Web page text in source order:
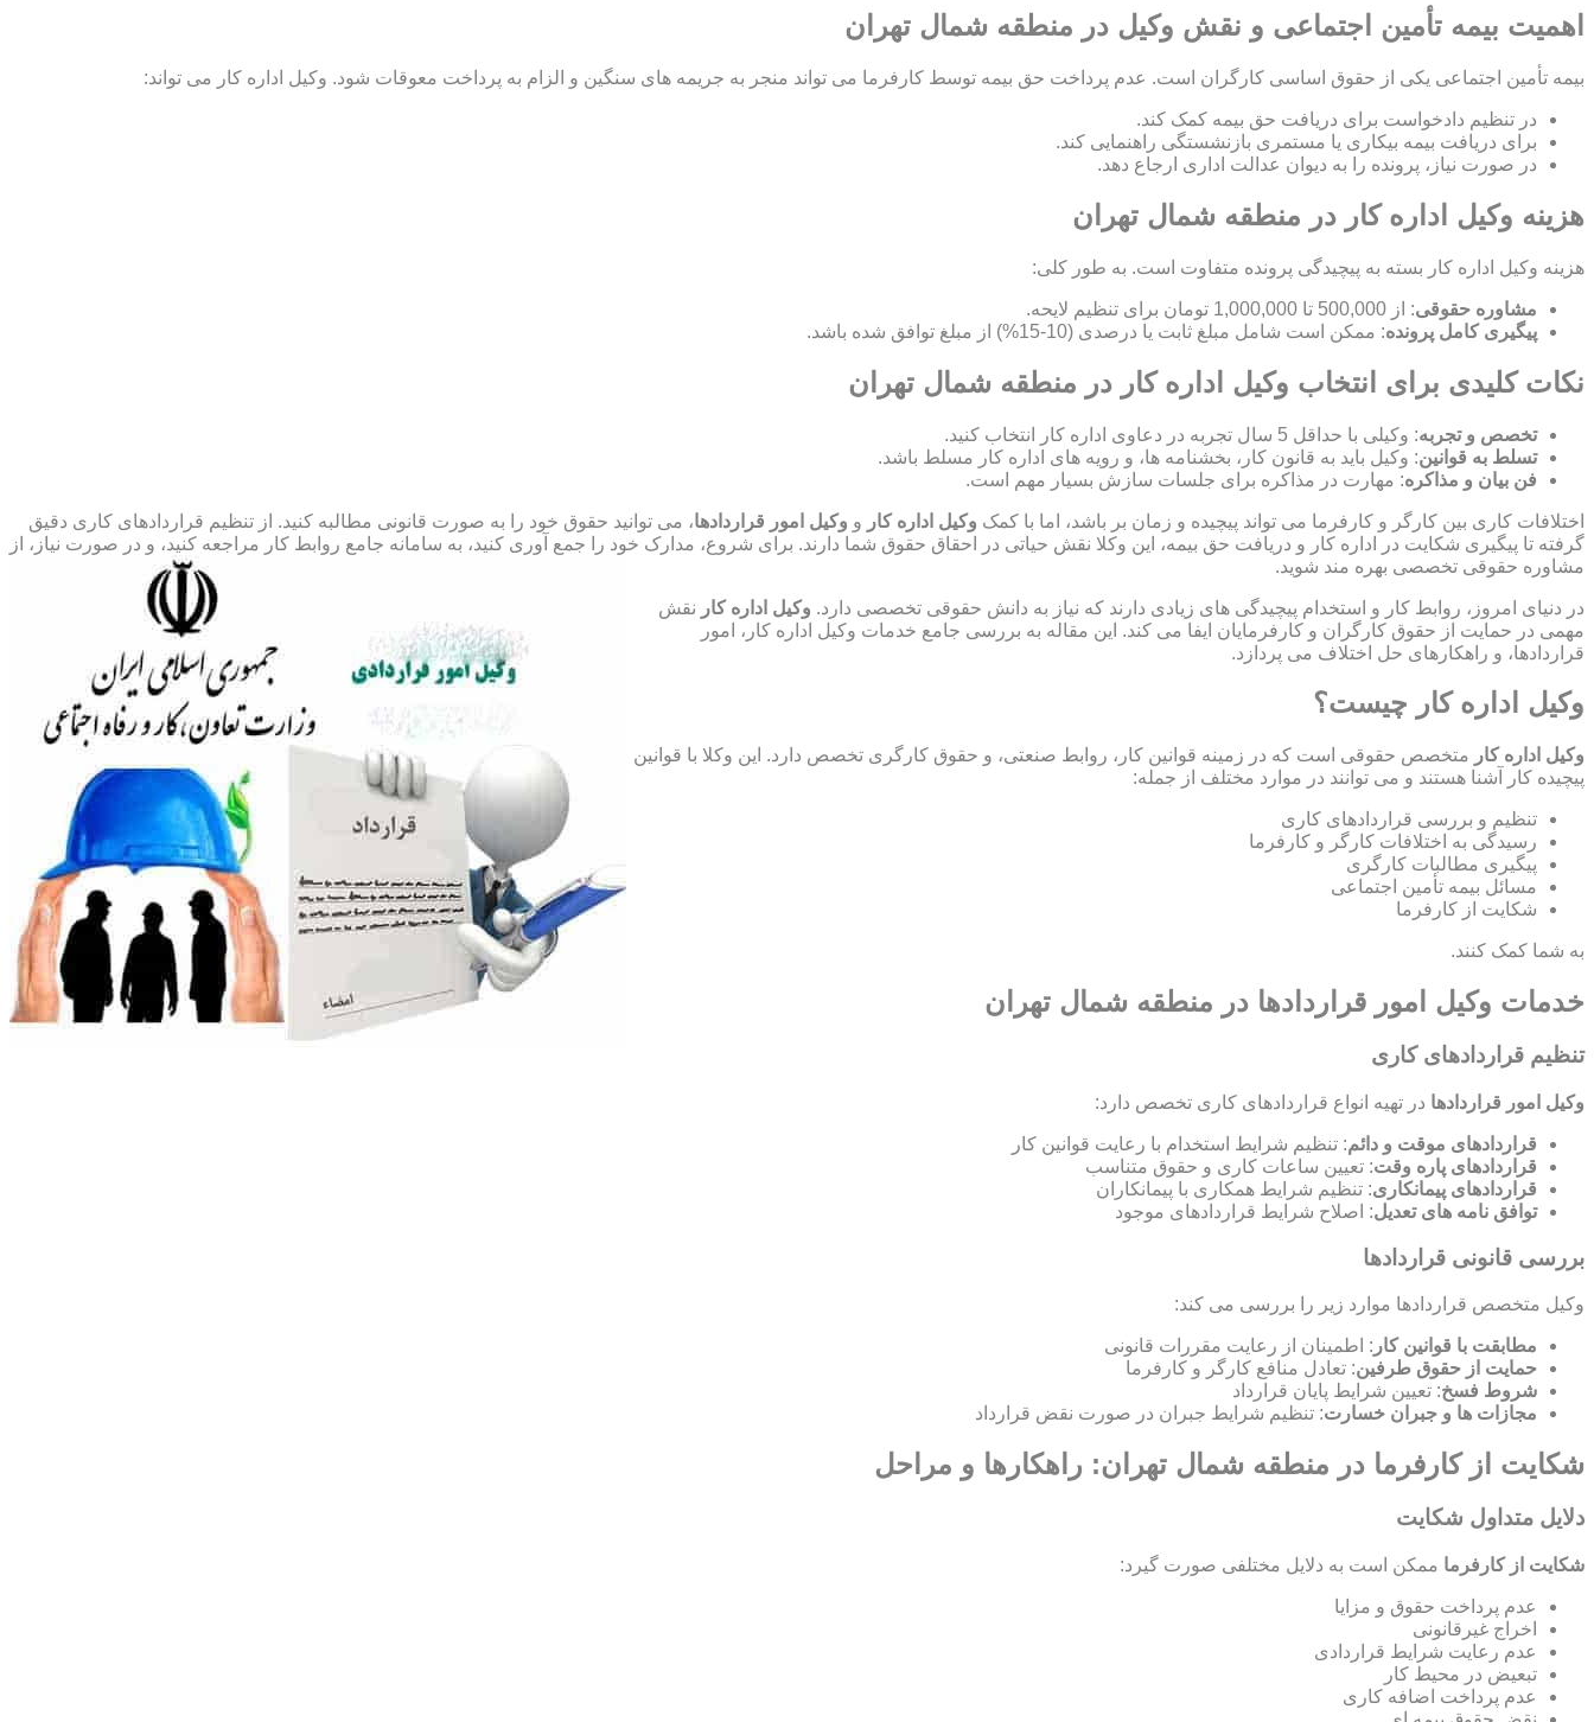
اهمیت بیمه تأمین اجتماعی و نقش وکیل در منطقه شمال تهران
بیمه تأمین اجتماعی یکی از حقوق اساسی کارگران است. عدم پرداخت حق بیمه توسط کارفرما می تواند منجر به جریمه های سنگین و الزام به پرداخت معوقات شود. وکیل اداره کار می تواند:
در تنظیم دادخواست برای دریافت حق بیمه کمک کند.
برای دریافت بیمه بیکاری یا مستمری بازنشستگی راهنمایی کند.
در صورت نیاز، پرونده را به دیوان عدالت اداری ارجاع دهد.
هزینه وکیل اداره کار در منطقه شمال تهران
هزینه وکیل اداره کار بسته به پیچیدگی پرونده متفاوت است. به طور کلی:
مشاوره حقوقی: از 500,000 تا 1,000,000 تومان برای تنظیم لایحه.
پیگیری کامل پرونده: ممکن است شامل مبلغ ثابت یا درصدی (10-15%) از مبلغ توافق شده باشد.
نکات کلیدی برای انتخاب وکیل اداره کار در منطقه شمال تهران
تخصص و تجربه: وکیلی با حداقل 5 سال تجربه در دعاوی اداره کار انتخاب کنید.
تسلط به قوانین: وکیل باید به قانون کار، بخشنامه ها، و رویه های اداره کار مسلط باشد.
فن بیان و مذاکره: مهارت در مذاکره برای جلسات سازش بسیار مهم است.
اختلافات کاری بین کارگر و کارفرما می تواند پیچیده و زمان بر باشد، اما با کمک وکیل اداره کار و وکیل امور قراردادها، می توانید حقوق خود را به صورت قانونی مطالبه کنید. از تنظیم قراردادهای کاری دقیق
گرفته تا پیگیری شکایت در اداره کار و دریافت حق بیمه، این وکلا نقش حیاتی در احقاق حقوق شما دارند. برای شروع، مدارک خود را جمع آوری کنید، به سامانه جامع روابط کار مراجعه کنید، و در صورت نیاز، از
مشاوره حقوقی تخصصی بهره مند شوید.
در دنیای امروز، روابط کار و استخدام پیچیدگی های زیادی دارند که نیاز به دانش حقوقی تخصصی دارد. وکیل اداره کار نقش
مهمی در حمایت از حقوق کارگران و کارفرمایان ایفا می کند. این مقاله به بررسی جامع خدمات وکیل اداره کار، امور
قراردادها، و راهکارهای حل اختلاف می پردازد.
وکیل اداره کار چیست؟
وکیل اداره کار متخصص حقوقی است که در زمینه قوانین کار، روابط صنعتی، و حقوق کارگری تخصص دارد. این وکلا با قوانین
پیچیده کار آشنا هستند و می توانند در موارد مختلف از جمله:
تنظیم و بررسی قراردادهای کاری
رسیدگی به اختلافات کارگر و کارفرما
پیگیری مطالبات کارگری
مسائل بیمه تأمین اجتماعی
شکایت از کارفرما
به شما کمک کنند.
خدمات وکیل امور قراردادها در منطقه شمال تهران
تنظیم قراردادهای کاری
وکیل امور قراردادها در تهیه انواع قراردادهای کاری تخصص دارد:
قراردادهای موقت و دائم: تنظیم شرایط استخدام با رعایت قوانین کار
قراردادهای پاره وقت: تعیین ساعات کاری و حقوق متناسب
قراردادهای پیمانکاری: تنظیم شرایط همکاری با پیمانکاران
توافق نامه های تعدیل: اصلاح شرایط قراردادهای موجود
بررسی قانونی قراردادها
وکیل متخصص قراردادها موارد زیر را بررسی می کند:
مطابقت با قوانین کار : اطمینان از رعایت مقررات قانونی
حمایت از حقوق طرفین: تعادل منافع کارگر و کارفرما
شروط فسخ: تعیین شرایط پایان قرارداد
مجازات ها و جبران خسارت: تنظیم شرایط جبران در صورت نقض قرارداد
شکایت از کارفرما در منطقه شمال تهران: راهکارها و مراحل
دلایل متداول شکایت
شکایت از کارفرما ممکن است به دلایل مختلفی صورت گیرد:
عدم پرداخت حقوق و مزایا
اخراج غیرقانونی
عدم رعایت شرایط قراردادی
تبعیض در محیط کار
عدم پرداخت اضافه کاری